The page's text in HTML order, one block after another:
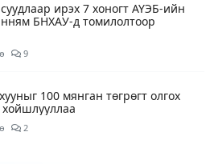
ирэх 7 хоногт АҮЭБ-ийн
БНХАУ-д томилолтоор
9
100 мянган төгрөгт олгох
хойшлууллаа
2